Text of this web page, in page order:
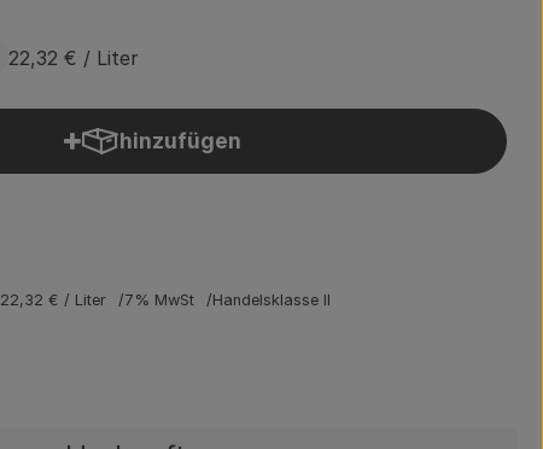
22,32 € / Liter
hinzufügen
Produkt zum Warenkorb hinzufügen
22,32 € / Liter 7% MwSt Handelsklasse II